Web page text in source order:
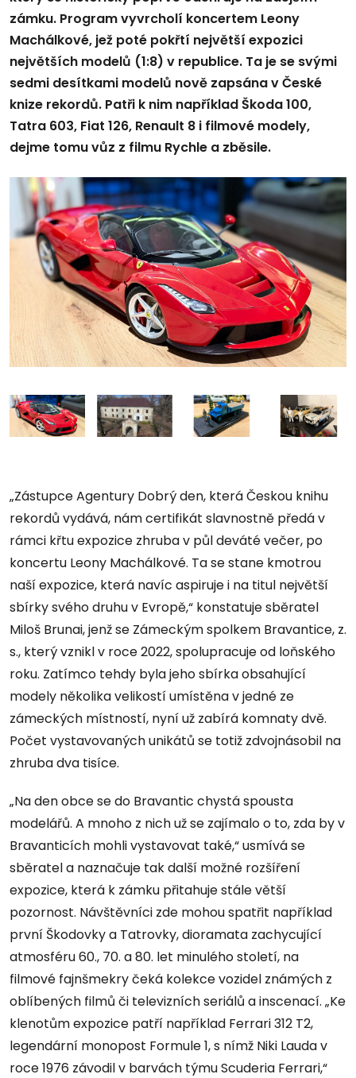
zámku. Program vyvrcholí koncertem Leony
Machálkové, jež poté pokřtí největší expozici
největších modelů (1:8) v republice. Ta je se svými
sedmi desítkami modelů nově zapsána v České
knize rekordů. Patři k nim například Škoda 100,
Tatra 603, Fiat 126, Renault 8 i filmové modely,
dejme tomu vůz z filmu Rychle a zběsile.
„Zástupce Agentury Dobrý den, která Českou knihu
rekordů vydává, nám certifikát slavnostně předá v
rámci křtu expozice zhruba v půl deváté večer, po
koncertu Leony Machálkové. Ta se stane kmotrou
naší expozice, která navíc aspiruje i na titul největší
sbírky svého druhu v Evropě,“ konstatuje sběratel
Miloš Brunai, jenž se Zámeckým spolkem Bravantice, z.
s., který vznikl v roce 2022, spolupracuje od loňského
roku. Zatímco tehdy byla jeho sbírka obsahující
modely několika velikostí umístěna v jedné ze
zámeckých místností, nyní už zabírá komnaty dvě.
Počet vystavovaných unikátů se totiž zdvojnásobil na
zhruba dva tisíce.
„Na den obce se do Bravantic chystá spousta
modelářů. A mnoho z nich už se zajímalo o to, zda by v
Bravanticích mohli vystavovat také,“ usmívá se
sběratel a naznačuje tak další možné rozšíření
expozice, která k zámku přitahuje stále větší
pozornost. Návštěvníci zde mohou spatřit například
první Škodovky a Tatrovky, dioramata zachycující
atmosféru 60., 70. a 80. let minulého století, na
filmové fajnšmekry čeká kolekce vozidel známých z
oblíbených filmů či televizních seriálů a inscenací. „Ke
klenotům expozice patří například Ferrari 312 T2,
legendární monopost Formule 1, s nímž Niki Lauda v
roce 1976 závodil v barvách týmu Scuderia Ferrari,“